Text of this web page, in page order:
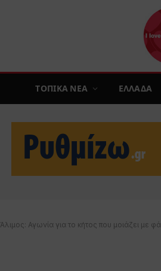
ΤΟΠΙΚΑ ΝΕΑ ΕΛΛΑΔΑ
Άλιμος: Αγωνία για το κήτος που μοιάζει με